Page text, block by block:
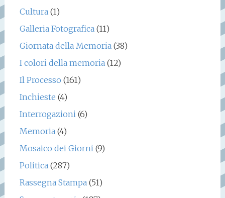
Cultura(1)
Galleria Fotografica(11)
Giornata della Memoria(38)
I colori della memoria(12)
Il Processo (161)
Inchieste (4)
Interrogazioni(6)
Memoria(4)
Mosaico dei Giorni(9)
Politica(287)
Rassegna Stampa(51)